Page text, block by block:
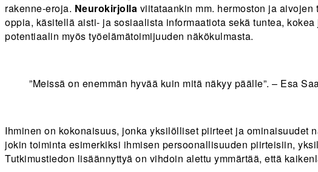
rakenne-eroja. Neurokirjolla viitataankin mm. hermoston ja
oppia, käsitellä aisti- ja sosiaalista informaatiota sekä tuntea,
potentiaalin myös työelämätoimijuuden näkökulmasta.
”Meissä on enemmän hyvää kuin mitä näkyy päälle”. – Esa
Ihminen on kokonaisuus, jonka yksilölliset piirteet ja ominaisuudet
jokin toiminta esimerkiksi ihmisen persoonallisuuden piirteisiin,
Tutkimustiedon lisäännyttyä on vihdoin alettu ymmärtää, että